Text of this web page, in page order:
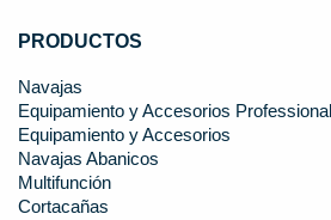
PRODUCTOS
Navajas
Equipamiento y Accesorios Professional
Equipamiento y Accesorios
Navajas Abanicos
Multifunción
Cortacañas